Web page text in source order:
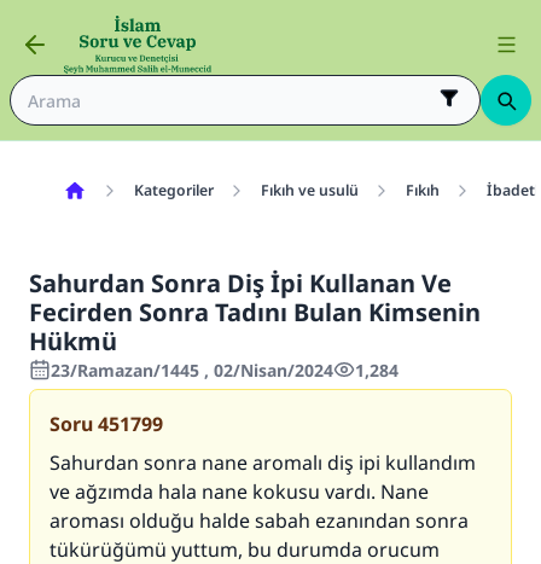
Kategoriler Fıkıh ve usulü Fıkıh
Sahurdan Sonra Diş İpi Kullanan Ve
Fecirden Sonra Tadını Bulan Kimsenin
Hükmü
23/Ramazan/1445 , 02/Nisan/2024 1,284
Soru451799
Sahurdan sonra nane aromalı diş ipi kullandım
ve ağzımda hala nane kokusu vardı. Nane
aroması olduğu halde sabah ezanından sonra
tükürüğümü yuttum, bu durumda orucum